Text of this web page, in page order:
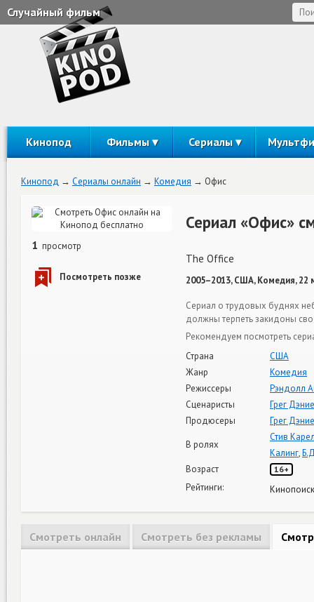
Случайный фильм
Кинопод Фильмы Сериалы
Кинопод Сериалы онлайн Комедия Офис
1 просмотр
Сериал «Офис»
The Office
2005–2013, США, Комедия, 22
Сериал о трудовых буднях
должны терпеть закидоны
Рекомендуем посмотреть
Страна
США
Жанр
Комедия
Режиссеры
Рэндолл
Сценаристы
Грег
Продюсеры
Грег
В ролях
Стив
Калинг,
Возраст
16+
Рейтинги:
Смотреть онлайн Смотреть без рекламы